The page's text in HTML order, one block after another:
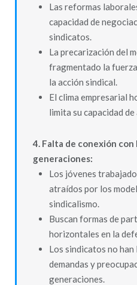
Las reformas
capacidad de
sindicatos.
La precarización del
fragmentado la
la acción sindical.
El clima empresarial
limita su capacidad de
4. Falta de conexión con
generaciones:
Los jóvenes
atraídos por los
sindicalismo.
Buscan formas de
horizontales en la
Los sindicatos no
demandas y
generaciones.